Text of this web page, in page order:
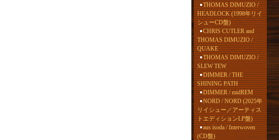
THOMAS DIMUZIO /
HEADLOCK (1998年リイ
シューCD盤)
CHRIS CUTLER and
THOMAS DIMUZIO /
QUAKE
THOMAS DIMUZIO /
SLEW TEW
DIMMER / THE
SHINING PATH
DIMMER / midREM
NORD / NORD (2025年
リイシュー／アーティス
トエディションLP盤)
aus isoda / Interwoven
(CD盤)